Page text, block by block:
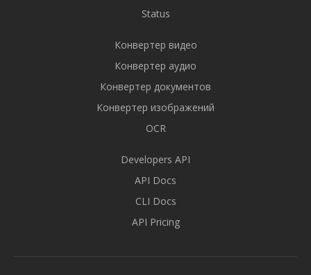
Status
Конвертер видео
Конвертер аудио
Конвертер документов
Конвертер изображений
OCR
Developers API
API Docs
CLI Docs
API Pricing